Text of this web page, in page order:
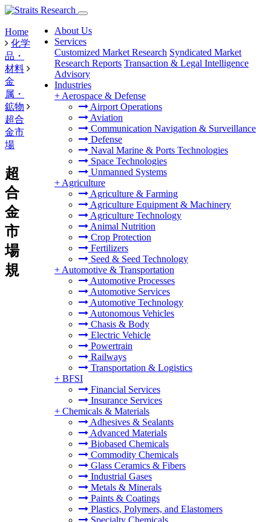
About Us
Services
Customized Market Research Syndicated Market
Research Reports Transaction & Legal Intelligence
Advisory
Industries
+ Aerospace & Defense
Airport Operations
Aviation
Communication Navigation & Surveillance
Defense
Naval Marine & Ports Technologies
Space Technologies
Unmanned Systems
+ Agriculture
Agriculture & Farming
Agriculture Equipment & Machinery
Agriculture Technology
Animal Nutrition
Crop Protection
Fertilizers
Seed & Seed Technology
+ Automotive & Transportation
Automotive Processes
Automotive Services
Automotive Technology
Autonomous Vehicles
Chasis & Body
Electric Vehicle
Powertrain
Railways
Transportation & Logistics
+ BFSI
Financial Services
Insurance Services
+ Chemicals & Materials
Adhesives & Sealants
Advanced Materials
Biobased Chemicals
Commodity Chemicals
Glass Ceramics & Fibers
Industrial Gases
Metals & Minerals
Paints & Coatings
Plastics, Polymers, and Elastomers
Specialty Chemicals
Home
化学
品・
材料
金
属・
鉱物
超合
金市
場
超
合
金
市
場
規